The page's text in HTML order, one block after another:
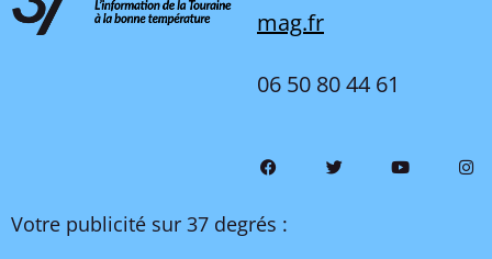
mag.fr
06 50 80 44 61
Votre publicité sur 37 degrés :